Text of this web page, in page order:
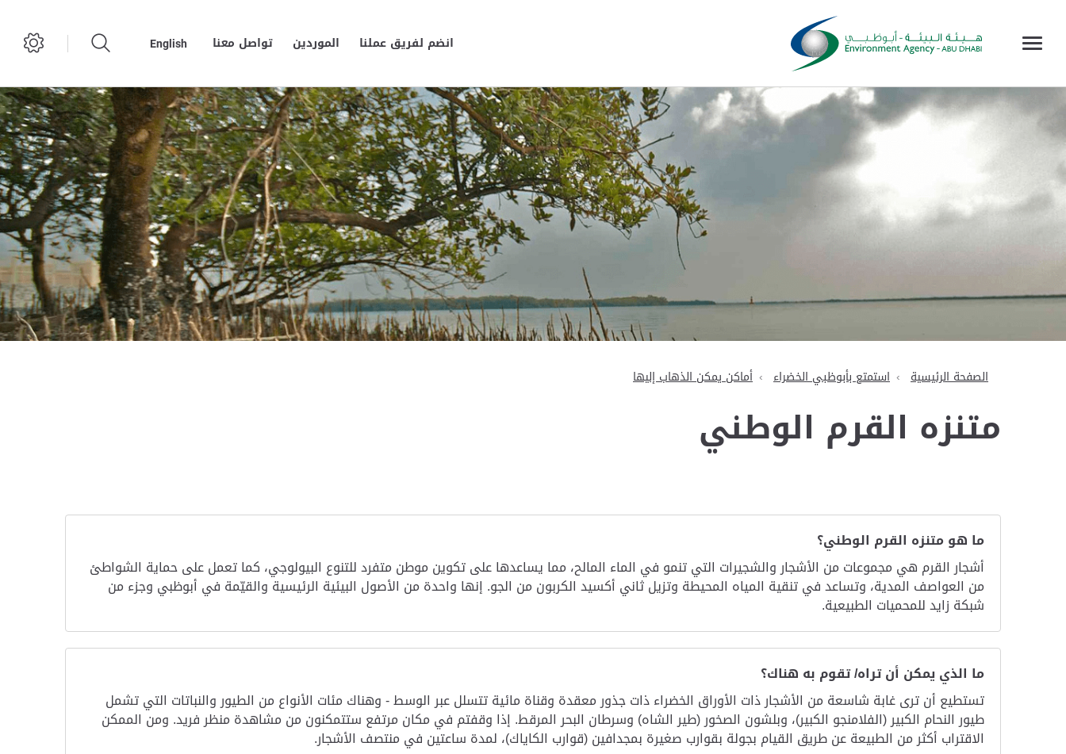
انضم لفريق عملنا الموردين تواصل معنا English
الصفحة الرئيسية استمتع بأبوظبي الخضراء أماكن يمكن الذهاب إليها
متنزه القرم الوطني
ما هو متنزه القرم الوطني؟
أشجار القرم هي مجموعات من الأشجار والشجيرات التي تنمو في الماء المالح، مما يساعدها على تكوين موطن متفرد للتنوع البيولوجي، كما تعمل على حماية الشواطئ
من العواصف المدية، وتساعد في تنقية المياه المحيطة وتزيل ثاني أكسيد الكربون من الجو. إنها واحدة من الأصول البيئية الرئيسية والقيّمة في أبوظبي وجزء من
شبكة زايد للمحميات الطبيعية.
ما الذي يمكن أن تراه/ تقوم به هناك؟
تستطيع أن ترى غابة شاسعة من الأشجار ذات الأوراق الخضراء ذات جذور معقدة وقناة مائية تتسلل عبر الوسط - وهناك مئات الأنواع من الطيور والنباتات التي تشمل
طيور النحام الكبير (الفلامنجو الكبير)، وبلشون الصخور (طير الشاه) وسرطان البحر المرقط. إذا وقفتم في مكان مرتفع ستتمكنون من مشاهدة منظر فريد. ومن الممكن
الاقتراب أكثر من الطبيعة عن طريق القيام بجولة بقوارب صغيرة بمجدافين (قوارب الكاياك)، لمدة ساعتين في منتصف الأشجار.